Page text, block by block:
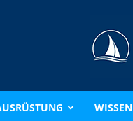
WISSEN